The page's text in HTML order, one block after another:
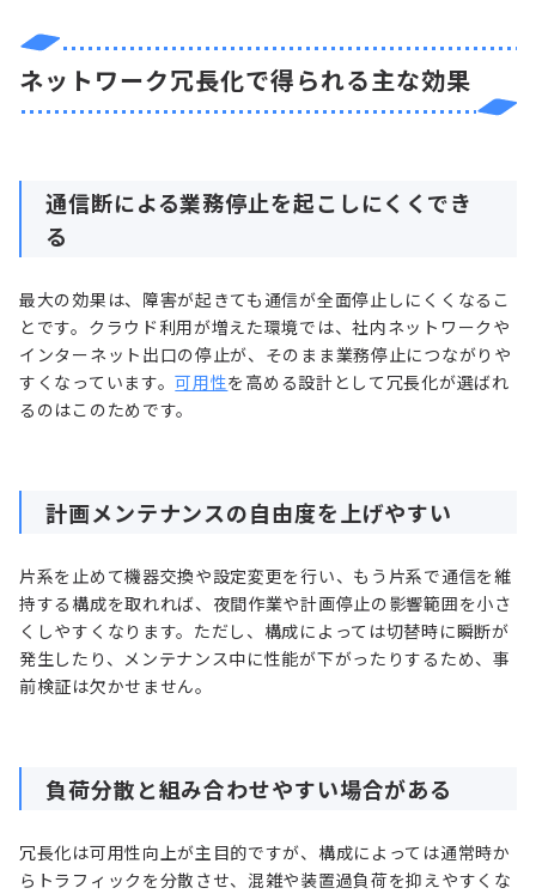
ネットワーク冗長化で得られる主な効果
通信断による業務停止を起こしにくくでき
る
最大の効果は、障害が起きても通信が全面停止しにくくなるこ
とです。クラウド利用が増えた環境では、社内ネットワークや
インターネット出口の停止が、そのまま業務停止につながりや
すくなっています。可用性を高める設計として冗長化が選ばれ
るのはこのためです。
計画メンテナンスの自由度を上げやすい
片系を止めて機器交換や設定変更を行い、もう片系で通信を維
持する構成を取れれば、夜間作業や計画停止の影響範囲を小さ
くしやすくなります。ただし、構成によっては切替時に瞬断が
発生したり、メンテナンス中に性能が下がったりするため、事
前検証は欠かせません。
負荷分散と組み合わせやすい場合がある
冗長化は可用性向上が主目的ですが、構成によっては通常時か
らトラフィックを分散させ、混雑や装置過負荷を抑えやすくな